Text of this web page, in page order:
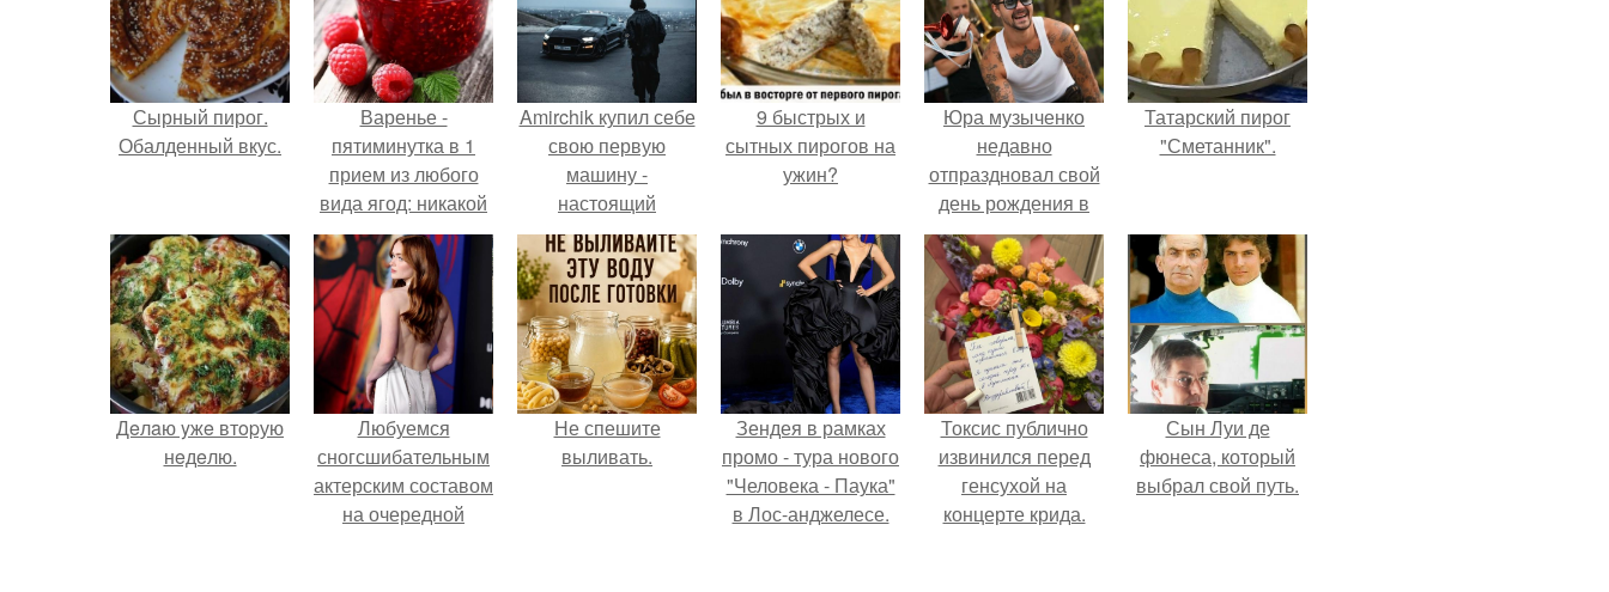
Сырный пирог.
Обалденный вкус.
Варенье -
пятиминутка в 1
прием из любого
вида ягод: никакой
длительной варки,
все витамины на
месте!
Amirchik купил себе
свою первую
машину -
настоящий
автомобиль мечты
для многих
автолюбителей.
9 быстрых и
сытных пирогов на
ужин?
Юра музыченко
недавно
отпраздновал свой
день рождения в
кругу самых
близких и родных
людей.
Татарский пирог
"Сметанник".
Дeлaю yжe втopую
нeдeлю.
Любуемся
сногсшибательным
актерским составом
на очередной
Не спешите
выливать.
Зендея в рамках
промо - тура нового
"Человека - Паука"
в Лос-анджелесе.
Токсис публично
извинился перед
генсухой на
концерте крида.
Сын Луи де
фюнеса, который
выбрал свой путь.